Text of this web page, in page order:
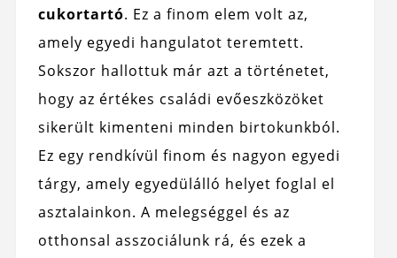
cukortartó. Ez a finom elem volt az,
amely egyedi hangulatot teremtett.
Sokszor hallottuk már azt a történetet,
hogy az értékes családi evőeszközöket
sikerült kimenteni minden birtokunkból.
Ez egy rendkívül finom és nagyon egyedi
tárgy, amely egyedülálló helyet foglal el
asztalainkon. A melegséggel és az
otthonsal asszociálunk rá, és ezek a